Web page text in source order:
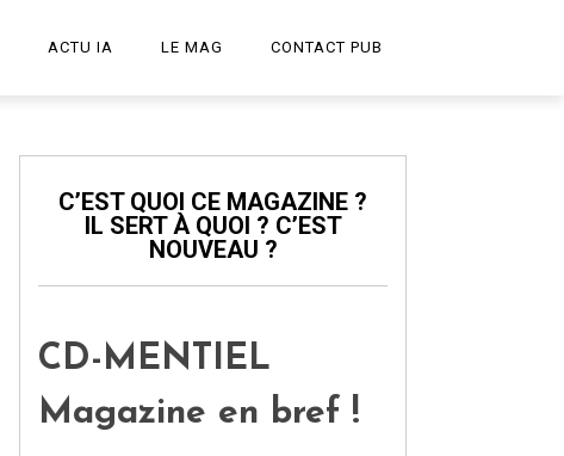
ACTU IA LE MAG
PUBLICITÉ CRÉATIVE
DESIGN
ART ET CULTURE
CONTACT PUB
C’EST QUOI CE MAGAZINE ?
IL SERT À QUOI ? C’EST
NOUVEAU ?
CD-MENTIEL
Magazine en bref !